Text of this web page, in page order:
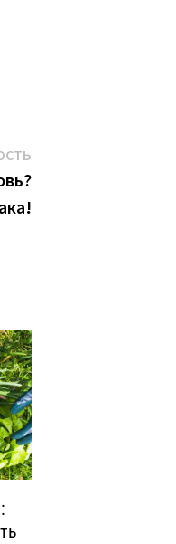
Следующая
новость: